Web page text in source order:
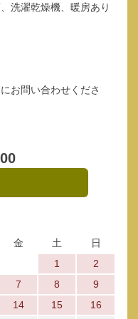
洗濯乾燥機、暖房あり
お問い合わせくださ
金 土
日
1
2
7 8
9
14 15
16